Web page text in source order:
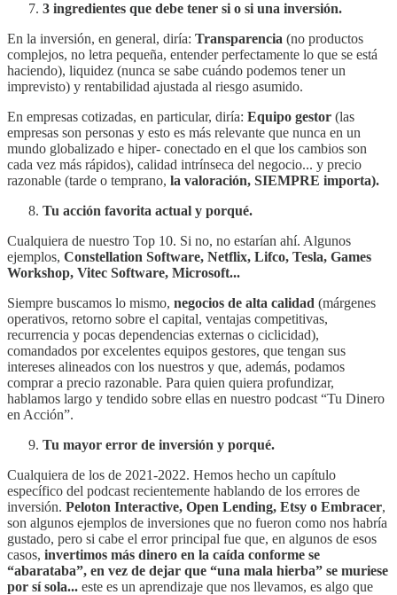
3 ingredientes que debe tener si o si una inversión.
En la inversión, en general, diría: Transparencia (no productos
complejos, no letra pequeña, entender perfectamente lo que se está
haciendo), liquidez (nunca se sabe cuándo podemos tener un
imprevisto) y rentabilidad ajustada al riesgo asumido.
En empresas cotizadas, en particular, diría: Equipo gestor (las
empresas son personas y esto es más relevante que nunca en un
mundo globalizado e hiper- conectado en el que los cambios son
cada vez más rápidos), calidad intrínseca del negocio... y precio
razonable (tarde o temprano, la valoración, SIEMPRE importa).
Tu acción favorita actual y porqué.
Cualquiera de nuestro Top 10. Si no, no estarían ahí. Algunos
ejemplos, Constellation Software, Netflix, Lifco, Tesla, Games
Workshop, Vitec Software, Microsoft...
Siempre buscamos lo mismo, negocios de alta calidad (márgenes
operativos, retorno sobre el capital, ventajas competitivas,
recurrencia y pocas dependencias externas o ciclicidad),
comandados por excelentes equipos gestores, que tengan sus
intereses alineados con los nuestros y que, además, podamos
comprar a precio razonable. Para quien quiera profundizar,
hablamos largo y tendido sobre ellas en nuestro podcast “Tu Dinero
en Acción”.
Tu mayor error de inversión y porqué.
Cualquiera de los de 2021-2022. Hemos hecho un capítulo
específico del podcast recientemente hablando de los errores de
inversión. Peloton Interactive, Open Lending, Etsy o Embracer,
son algunos ejemplos de inversiones que no fueron como nos habría
gustado, pero si cabe el error principal fue que, en algunos de esos
casos, invertimos más dinero en la caída conforme se
“abarataba”, en vez de dejar que “una mala hierba” se muriese
por sí sola... este es un aprendizaje que nos llevamos, es algo que